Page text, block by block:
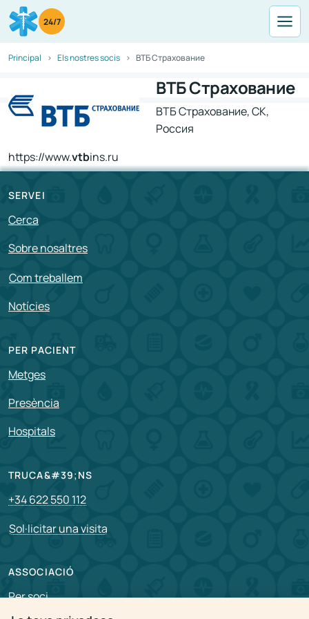
24/7
Principal Els nostres socis ВТБ Страхование
ВТБ Страхование
ВТБ Страхование, СК,
Россия
https://www.vtbins.ru
SERVEI
Cerca
Sobre nosaltres
Com treballem
Notícies
PER PACIENT
Metges
Presència
Hospitals
TRUCA&#39;NS
+34 622 550 112
Sol·licitar una visita
ASSOCIACIÓ
Per soci